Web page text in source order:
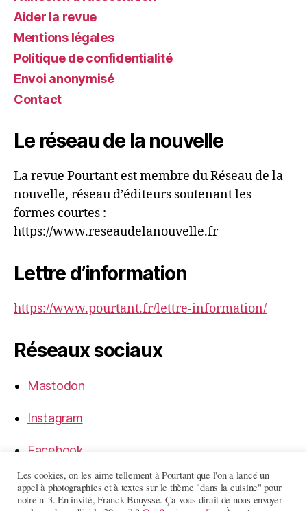
Aider la revue
Mentions légales
Politique de confidentialité
Envoi anonymisé
Contact
Le réseau de la nouvelle
La revue Pourtant est membre du Réseau de la
nouvelle, réseau d’éditeurs soutenant les
formes courtes :
https://www.reseaudelanouvelle.fr
Lettre d’information
https://www.pourtant.fr/lettre-information/
Réseaux sociaux
Mastodon
Instagram
Facebook
LinkedIn
Les cookies, on les aime tellement à Pourtant que l'on a lancé un
appel à photographies et à textes sur le thème "dans la cuisine" pour
notre n°3. En invité, Franck Bouysse. Ça vous dirait de nous envoyer